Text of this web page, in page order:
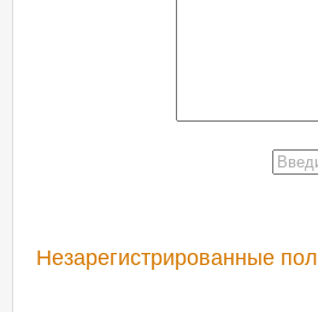
Незарегистрированные